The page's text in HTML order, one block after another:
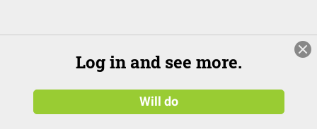
Log in and see more.
Will do